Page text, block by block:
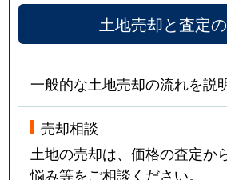
土地売却と査定
一般的な土地売却の流れを説
売却相談
土地の売却は、価格の査定か
悩み等をご相談ください。